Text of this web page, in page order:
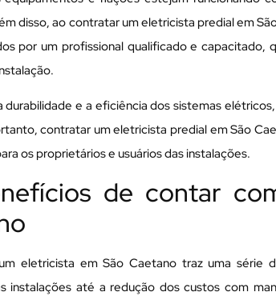
disso, ao contratar um eletricista predial em
por um profissional qualificado e capacitado,
durabilidade e a eficiência dos sistemas
contratar um eletricista predial em São
os proprietários e usuários das instalações.
de contar
eletricista em São Caetano traz uma série
instalações até a redução dos custos com